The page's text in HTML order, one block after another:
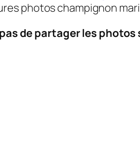
photos champignon
de partager les